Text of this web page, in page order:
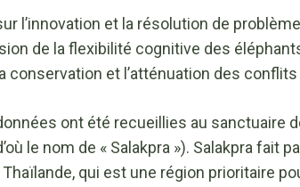
l’innovation et la résolution de
de la flexibilité cognitive des
conservation et l’atténuation des
ont été recueillies au sanctuaire
le nom de « Salakpra »). Salakpra
Thaïlande, qui est une région prioritaire